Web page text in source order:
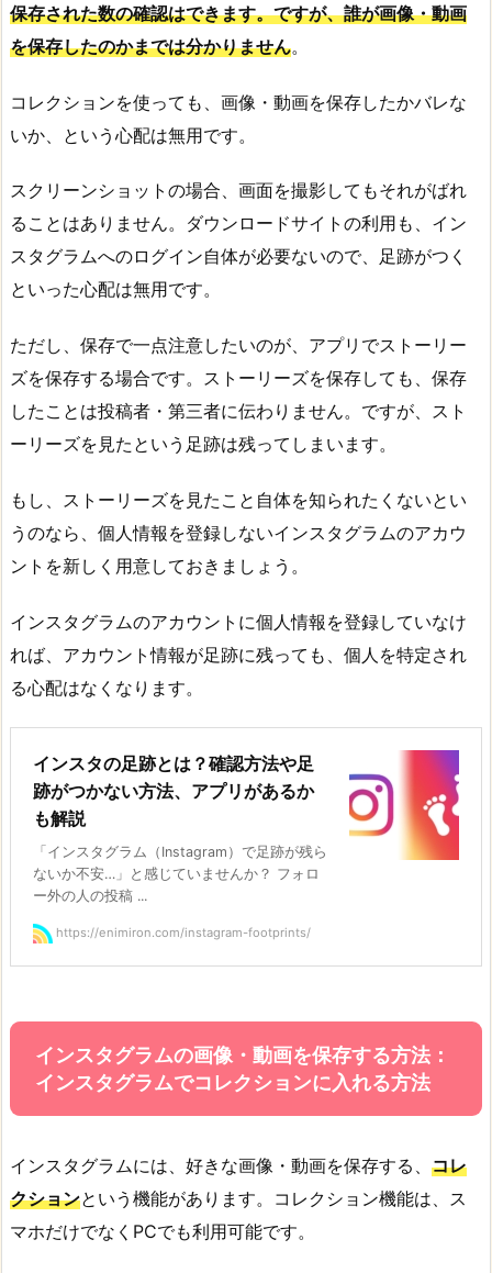
保存された数の確認はできます。ですが、誰が画像・動画
を保存したのかまでは分かりません。
コレクションを使っても、画像・動画を保存したかバレな
いか、という心配は無用です。
スクリーンショットの場合、画面を撮影してもそれがばれ
ることはありません。ダウンロードサイトの利用も、イン
スタグラムへのログイン自体が必要ないので、足跡がつく
といった心配は無用です。
ただし、保存で一点注意したいのが、アプリでストーリー
ズを保存する場合です。ストーリーズを保存しても、保存
したことは投稿者・第三者に伝わりません。ですが、スト
ーリーズを見たという足跡は残ってしまいます。
もし、ストーリーズを見たこと自体を知られたくないとい
うのなら、個人情報を登録しないインスタグラムのアカウ
ントを新しく用意しておきましょう。
インスタグラムのアカウントに個人情報を登録していなけ
れば、アカウント情報が足跡に残っても、個人を特定され
る心配はなくなります。
インスタの足跡とは？確認方法や足
跡がつかない方法、アプリがあるか
も解説
「インスタグラム（Instagram）で足跡が残ら
ないか不安…」と感じていませんか？ フォロ
ー外の人の投稿 ...
https://enimiron.com/instagram-footprints/
インスタグラムの画像・動画を保存する方法：
インスタグラムでコレクションに入れる方法
インスタグラムには、好きな画像・動画を保存する、 コレ
クションという機能があります。コレクション機能は、ス
マホだけでなくPCでも利用可能です。